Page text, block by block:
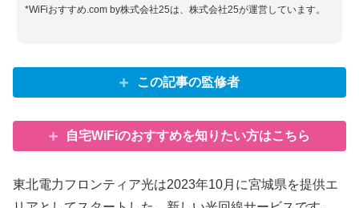
*WiFiおすすめ.com by株式会社25は、株式会社25が運営しています。
この記事の監修者
自宅WiFiのおすすめを知りたい方はこちら
東北電力フロンティア光は2023年10月に宮城県を提供エ